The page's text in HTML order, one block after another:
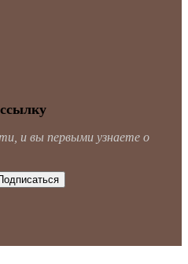
и вы первыми узнаете о